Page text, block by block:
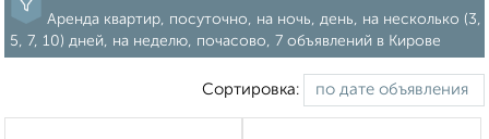
Аренда квартир, посуточно, на ночь, день, на несколько (3,
5, 7, 10) дней, на неделю, почасово, 7 объявлений в Кирове
Сортировка: